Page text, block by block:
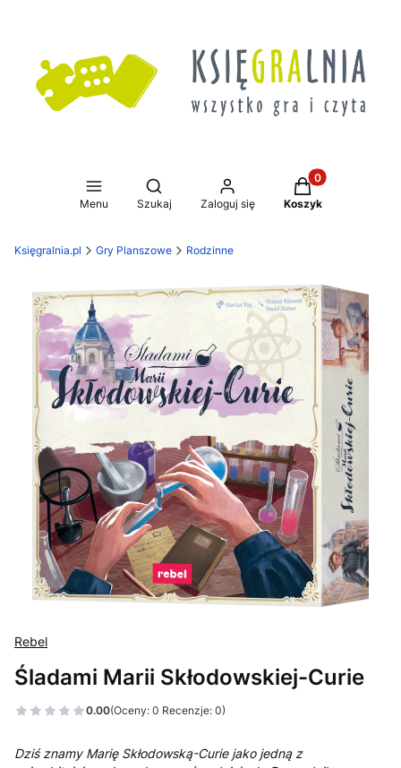
Menu
Otwórz wyszukiwarkę
Szukaj Zaloguj się
Produkty w
Koszyk
Księgralnia.pl Gry Planszowe Rodzinne
Rebel
Śladami Marii Skłodowskiej-Curie
0.00(Oceny: 0 Recenzje: 0)
Dziś znamy Marię Skłodowską-Curie jako jedną z